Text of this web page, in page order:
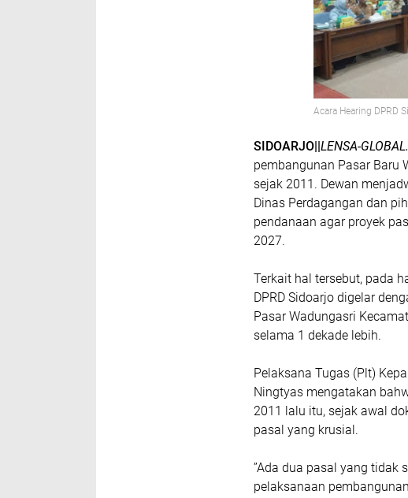
Acara Hearing DPRD
SIDOARJO||LENSA-
pembangunan Pasar Baru
sejak 2011. Dewan
Dinas Perdagangan dan
pendanaan agar proyek
2027.
Terkait hal tersebut, pada
DPRD Sidoarjo digelar
Pasar Wadungasri
selama 1 dekade lebih.
Pelaksana Tugas (Plt)
Ningtyas mengatakan
2011 lalu itu, sejak awal
pasal yang krusial.
​”Ada dua pasal yang tidak
pelaksanaan